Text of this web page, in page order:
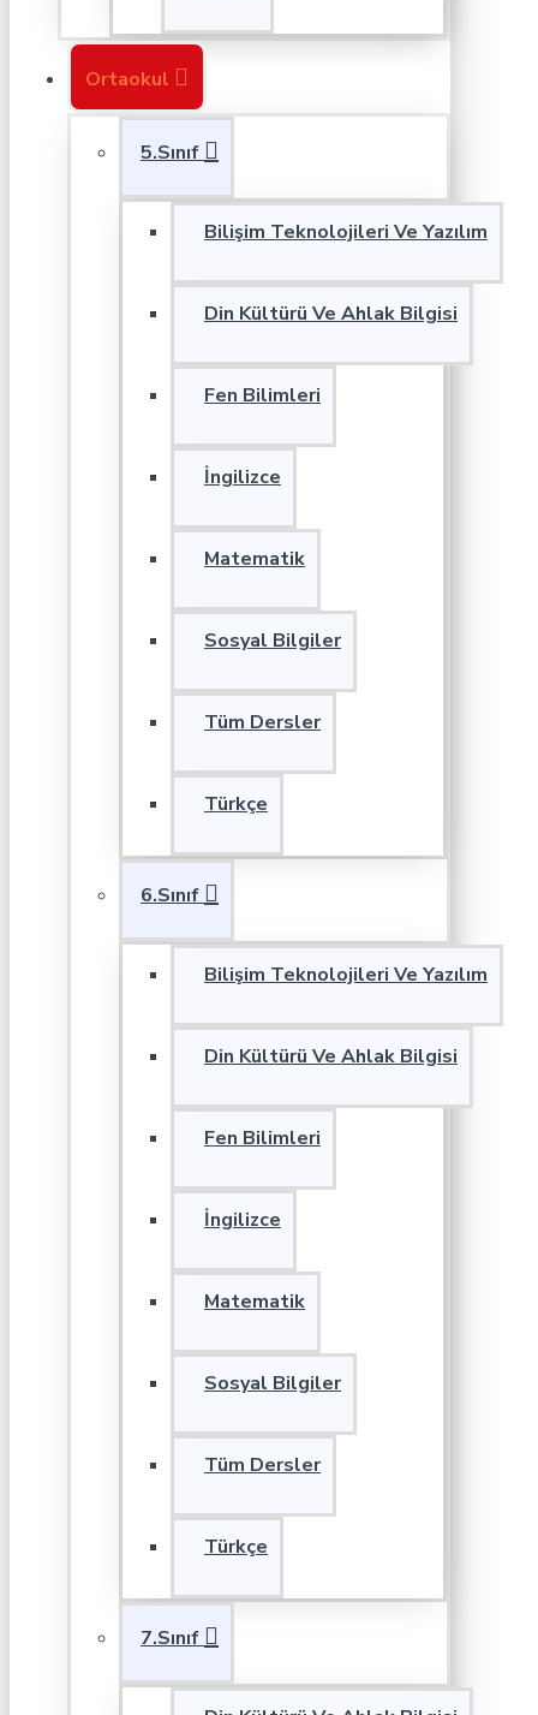
Ortaokul
5.Sınıf
Bilişim Teknolojileri Ve Yazılım
Din Kültürü Ve Ahlak Bilgisi
Fen Bilimleri
İngilizce
Matematik
Sosyal Bilgiler
Tüm Dersler
Türkçe
6.Sınıf
Bilişim Teknolojileri Ve Yazılım
Din Kültürü Ve Ahlak Bilgisi
Fen Bilimleri
İngilizce
Matematik
Sosyal Bilgiler
Tüm Dersler
Türkçe
7.Sınıf